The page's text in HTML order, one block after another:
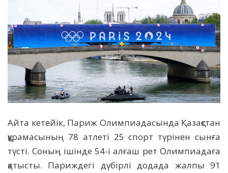
Айта кетейік, Париж Олимпиадасында Қазақстан
құрамасының 78 атлеті 25 спорт түрінен сынға
түсті. Соның ішінде 54-і алғаш рет Олимпиадаға
қатысты. Париждегі дүбірлі додада жалпы 91